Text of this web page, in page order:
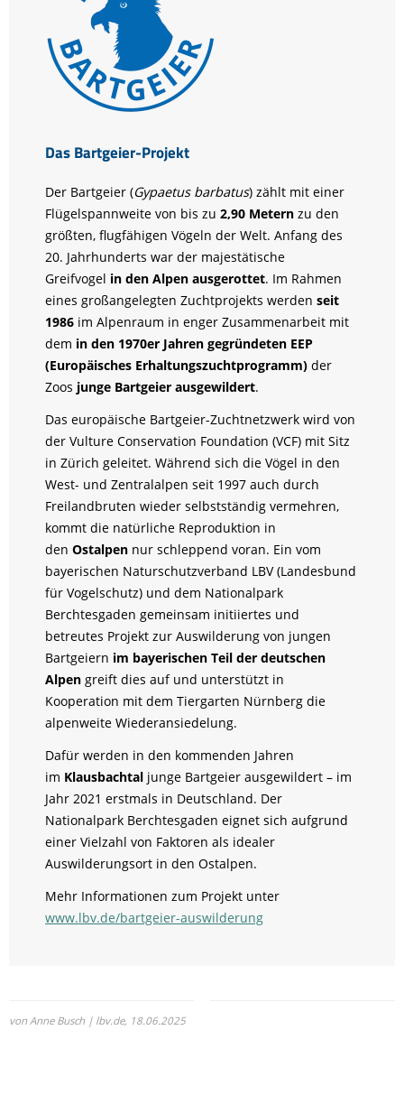
Das Bartgeier-Projekt
Der Bartgeier (Gypaetus barbatus) zählt mit einer
Flügelspannweite von bis zu 2,90 Metern zu den
größten, flugfähigen Vögeln der Welt. Anfang des
20. Jahrhunderts war der majestätische
Greifvogel in den Alpen ausgerottet. Im Rahmen
eines großangelegten Zuchtprojekts werden seit
1986 im Alpenraum in enger Zusammenarbeit mit
dem in den 1970er Jahren gegründeten EEP
(Europäisches Erhaltungszuchtprogramm) der
Zoos junge Bartgeier ausgewildert.
Das europäische Bartgeier-Zuchtnetzwerk wird von
der Vulture Conservation Foundation (VCF) mit Sitz
in Zürich geleitet. Während sich die Vögel in den
West- und Zentralalpen seit 1997 auch durch
Freilandbruten wieder selbstständig vermehren,
kommt die natürliche Reproduktion in
den Ostalpen nur schleppend voran. Ein vom
bayerischen Naturschutzverband LBV (Landesbund
für Vogelschutz) und dem Nationalpark
Berchtesgaden gemeinsam initiiertes und
betreutes Projekt zur Auswilderung von jungen
Bartgeiern im bayerischen Teil der deutschen
Alpen greift dies auf und unterstützt in
Kooperation mit dem Tiergarten Nürnberg die
alpenweite Wiederansiedelung.
Dafür werden in den kommenden Jahren
im Klausbachtal junge Bartgeier ausgewildert – im
Jahr 2021 erstmals in Deutschland. Der
Nationalpark Berchtesgaden eignet sich aufgrund
einer Vielzahl von Faktoren als idealer
Auswilderungsort in den Ostalpen.
Mehr Informationen zum Projekt unter
www.lbv.de/bartgeier-auswilderung
von Anne Busch | lbv.de, 18.06.2025